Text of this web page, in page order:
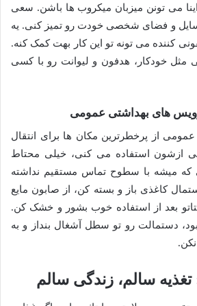
می تونن میزبان میکروب ها باشن. سعی
و فضای شخصی خودت رو تمیز کنی. یه
کننده می تونه تو این کار بهت کمک کنه.
خودکار، هدفون و لیوانت رو با کسی
های بهداشتی عمومی
از پرخطرترین مکان ها برای انتقال
ازشون استفاده می کنی، خیلی محتاط
میشه با سطوح تماس مستقیم نداشته
کاغذی باز و بسته کن، از صابون مایع
بعد از استفاده خوب بشور و خشک کن.
دستمالت رو تو سطل آشغال بنداز و به
سالم، زندگی سالم